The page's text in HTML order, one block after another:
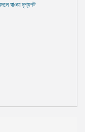
যাওয়া দৃশ্যপট